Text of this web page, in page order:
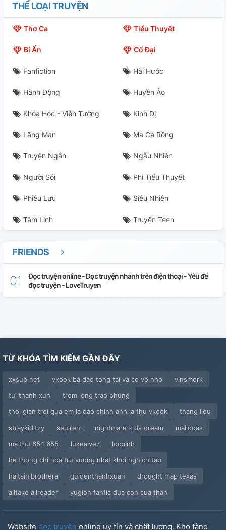
THỂ LOẠI TRUYỆN
Thơ Ca Tiểu Thuyết
Bí Ẩn Cổ Đại
Fanfiction Hài Hước
Hành Động Huyền Ảo
Khoa Học - Viễn Tưởng Kinh Dị
Lãng Mạn Ma Cà Rồng
Truyện Ngắn Ngẫu Nhiên
Người Sói Phi Tiểu Thuyết
Phiêu Lưu Siêu Nhiên
Tâm Linh Truyện Teen
FRIENDS
Đọc truyện online - Đọc truyện nhanh trên điện thoại - Yêu để
đọc truyện - LoveTruyen
TỪ KHÓA TÌM KIẾM GẦN ĐÂY
xxsub net vkook ba dao tong tai va co vo nho
vinsmork
tui thanh xun
trom long trao phung
thoi gian troi qua em la dao chinh anh la thu vkook
thang lieu
straykiditzy
seulrenr nightmare x ds dream
maliodas
ma thu 654 655
lukealvez
locbinh
he thong chi hoa tru vuong nhat khoi nghich tap
haitainibrothera
guidenthanhxuan
drought map texas
alltake allreader
yugioh fanfic dua con cua than
Website đọc truyện online uy tín và chất lượng. Kho tàng